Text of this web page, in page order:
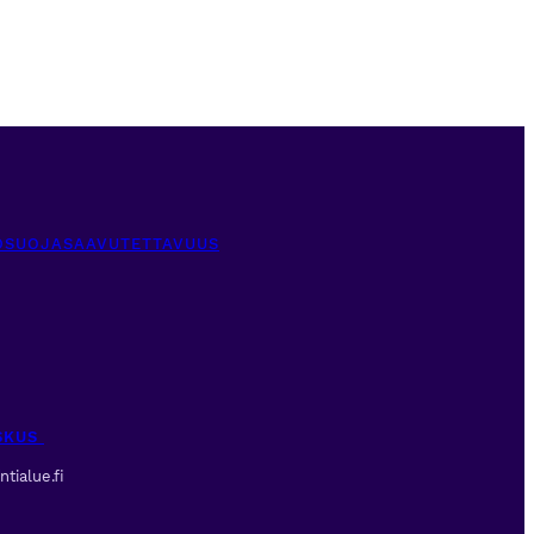
SAAVUTETTAVUUS